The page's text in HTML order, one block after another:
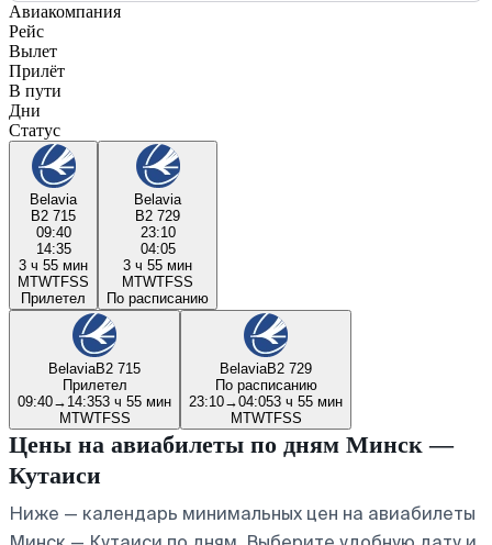
Авиакомпания
Рейс
Вылет
Прилёт
В пути
Дни
Статус
Belavia
B2 715
09:40
14:35
3 ч 55 мин
MTWTFSS
Прилетел
Belavia
B2 729
23:10
04:05
3 ч 55 мин
MTWTFSS
По расписанию
BelaviaB2 715
Прилетел
09:40→ 14:353 ч 55 мин
MTWTFSS
BelaviaB2 729
По расписанию
23:10→04:053 ч 55 мин
MTWTFSS
Цены на авиабилеты по дням Минск —
Кутаиси
Ниже — календарь минимальных цен на авиабилеты